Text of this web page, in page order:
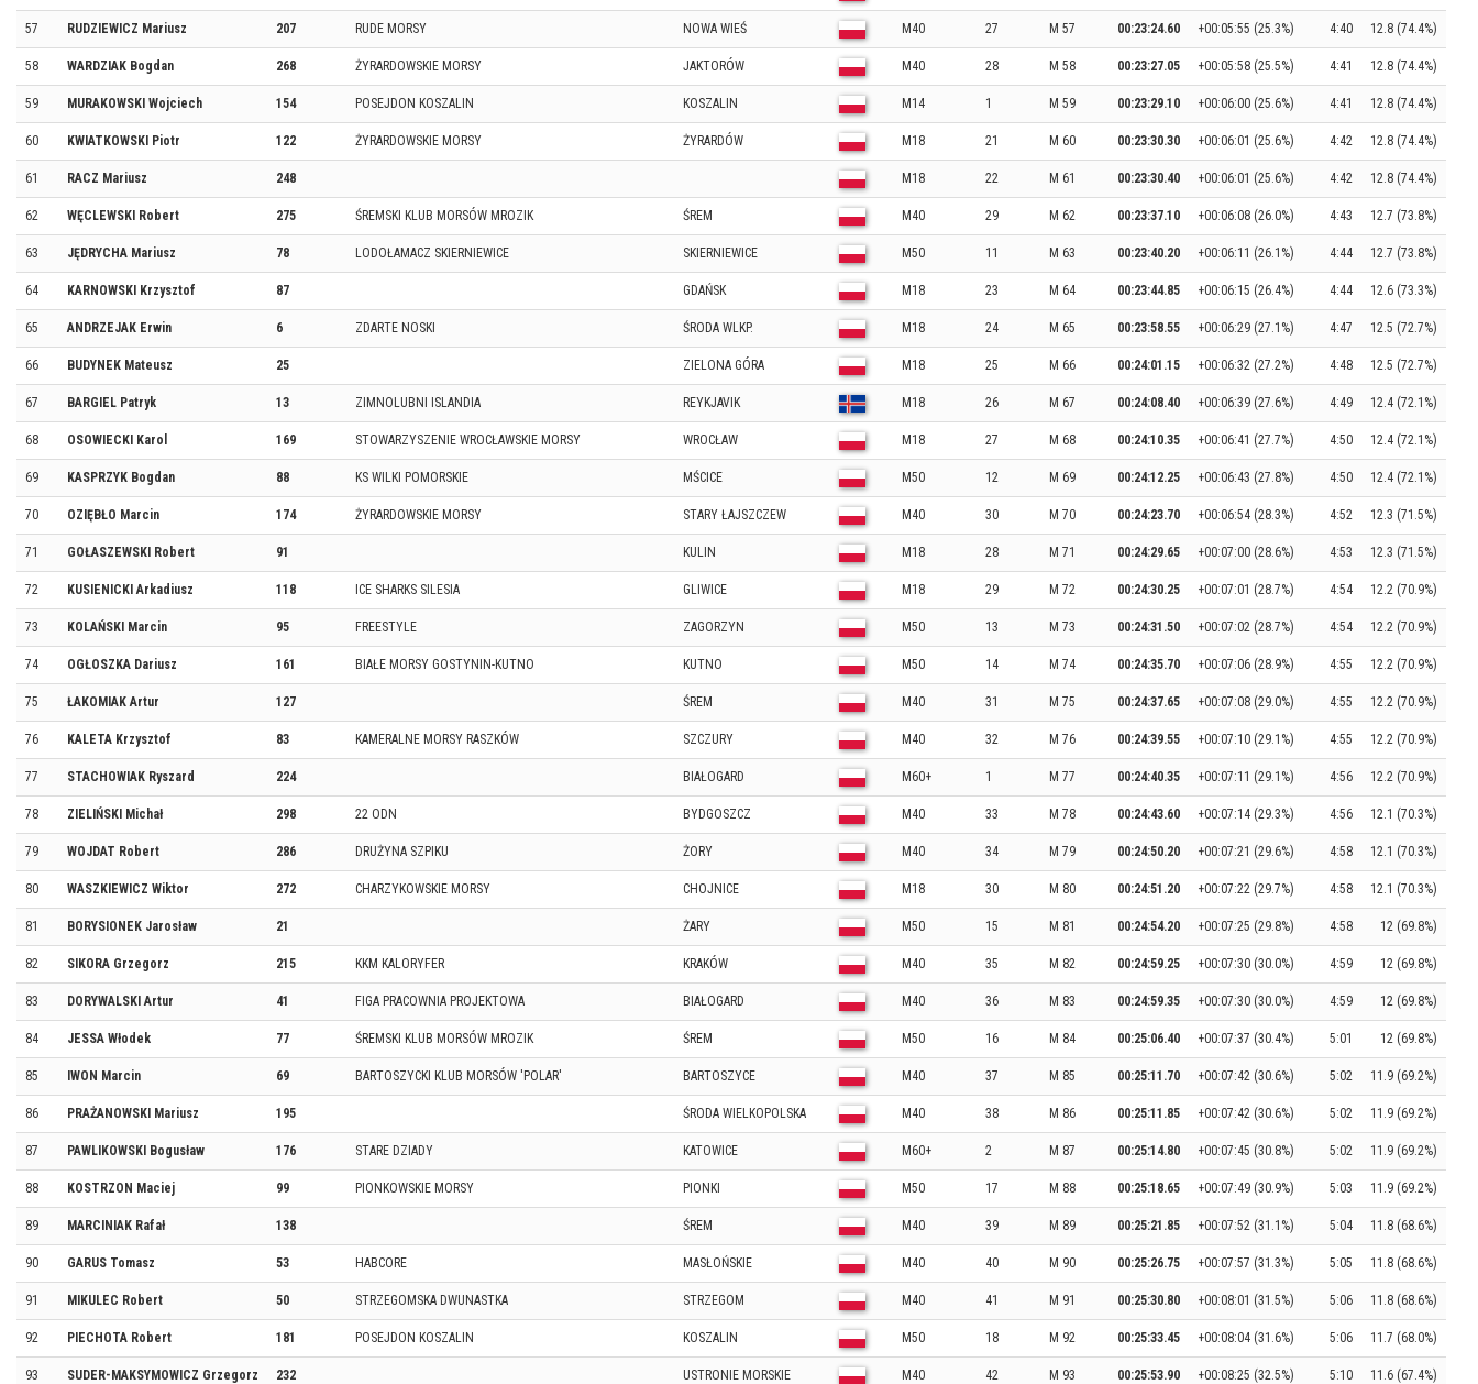
57 RUDZIEWICZ Mariusz 207 RUDE MORSY NOWA WIEŚ M40 27 M 57 00:23:24.60 +00:05:55 (25.3%) 4:40 12.8 (74.4%)
58 WARDZIAK Bogdan 268 ŻYRARDOWSKIE MORSY JAKTORÓW M40 28 M 58 00:23:27.05 +00:05:58 (25.5%) 4:41 12.8 (74.4%)
59 MURAKOWSKI Wojciech 154 POSEJDON KOSZALIN KOSZALIN M14 1 M 59 00:23:29.10 +00:06:00 (25.6%) 4:41 12.8 (74.4%)
60 KWIATKOWSKI Piotr 122 ŻYRARDOWSKIE MORSY ŻYRARDÓW M18 21 M 60 00:23:30.30 +00:06:01 (25.6%) 4:42 12.8 (74.4%)
61 RACZ Mariusz 248 M18 22 M 61 00:23:30.40 +00:06:01 (25.6%) 4:42 12.8 (74.4%)
62 WĘCLEWSKI Robert 275 ŚREMSKI KLUB MORSÓW MROZIK ŚREM M40 29 M 62 00:23:37.10 +00:06:08 (26.0%) 4:43 12.7 (73.8%)
63 JĘDRYCHA Mariusz 78 LODOŁAMACZ SKIERNIEWICE SKIERNIEWICE M50 11 M 63 00:23:40.20 +00:06:11 (26.1%) 4:44 12.7 (73.8%)
64 KARNOWSKI Krzysztof 87 GDAŃSK M18 23 M 64 00:23:44.85 +00:06:15 (26.4%) 4:44 12.6 (73.3%)
65 ANDRZEJAK Erwin 6 ZDARTE NOSKI ŚRODA WLKP. M18 24 M 65 00:23:58.55 +00:06:29 (27.1%) 4:47 12.5 (72.7%)
66 BUDYNEK Mateusz 25 ZIELONA GÓRA M18 25 M 66 00:24:01.15 +00:06:32 (27.2%) 4:48 12.5 (72.7%)
67 BARGIEL Patryk 13 ZIMNOLUBNI ISLANDIA REYKJAVIK M18 26 M 67 00:24:08.40 +00:06:39 (27.6%) 4:49 12.4 (72.1%)
68 OSOWIECKI Karol 169 STOWARZYSZENIE WROCŁAWSKIE MORSY WROCŁAW M18 27 M 68 00:24:10.35 +00:06:41 (27.7%) 4:50 12.4 (72.1%)
69 KASPRZYK Bogdan 88 KS WILKI POMORSKIE MŚCICE M50 12 M 69 00:24:12.25 +00:06:43 (27.8%) 4:50 12.4 (72.1%)
70 OZIĘBŁO Marcin 174 ŻYRARDOWSKIE MORSY STARY ŁAJSZCZEW M40 30 M 70 00:24:23.70 +00:06:54 (28.3%) 4:52 12.3 (71.5%)
71 GOŁASZEWSKI Robert 91 KULIN M18 28 M 71 00:24:29.65 +00:07:00 (28.6%) 4:53 12.3 (71.5%)
72 KUSIENICKI Arkadiusz 118 ICE SHARKS SILESIA GLIWICE M18 29 M 72 00:24:30.25 +00:07:01 (28.7%) 4:54 12.2 (70.9%)
73 KOLAŃSKI Marcin 95 FREESTYLE ZAGORZYN M50 13 M 73 00:24:31.50 +00:07:02 (28.7%) 4:54 12.2 (70.9%)
74 OGŁOSZKA Dariusz 161 BIAŁE MORSY GOSTYNIN-KUTNO KUTNO M50 14 M 74 00:24:35.70 +00:07:06 (28.9%) 4:55 12.2 (70.9%)
75 ŁAKOMIAK Artur 127 ŚREM M40 31 M 75 00:24:37.65 +00:07:08 (29.0%) 4:55 12.2 (70.9%)
76 KALETA Krzysztof 83 KAMERALNE MORSY RASZKÓW SZCZURY M40 32 M 76 00:24:39.55 +00:07:10 (29.1%) 4:55 12.2 (70.9%)
77 STACHOWIAK Ryszard 224 BIAŁOGARD M60+ 1 M 77 00:24:40.35 +00:07:11 (29.1%) 4:56 12.2 (70.9%)
78 ZIELIŃSKI Michał 298 22 ODN BYDGOSZCZ M40 33 M 78 00:24:43.60 +00:07:14 (29.3%) 4:56 12.1 (70.3%)
79 WOJDAT Robert 286 DRUŻYNA SZPIKU ŻORY M40 34 M 79 00:24:50.20 +00:07:21 (29.6%) 4:58 12.1 (70.3%)
80 WASZKIEWICZ Wiktor 272 CHARZYKOWSKIE MORSY CHOJNICE M18 30 M 80 00:24:51.20 +00:07:22 (29.7%) 4:58 12.1 (70.3%)
81 BORYSIONEK Jarosław 21 ŻARY M50 15 M 81 00:24:54.20 +00:07:25 (29.8%) 4:58 12 (69.8%)
82 SIKORA Grzegorz 215 KKM KALORYFER KRAKÓW M40 35 M 82 00:24:59.25 +00:07:30 (30.0%) 4:59 12 (69.8%)
83 DORYWALSKI Artur 41 FIGA PRACOWNIA PROJEKTOWA BIAŁOGARD M40 36 M 83 00:24:59.35 +00:07:30 (30.0%) 4:59 12 (69.8%)
84 JESSA Włodek 77 ŚREMSKI KLUB MORSÓW MROZIK ŚREM M50 16 M 84 00:25:06.40 +00:07:37 (30.4%) 5:01 12 (69.8%)
85 IWON Marcin 69 BARTOSZYCKI KLUB MORSÓW 'POLAR' BARTOSZYCE M40 37 M 85 00:25:11.70 +00:07:42 (30.6%) 5:02 11.9 (69.2%)
86 PRAŻANOWSKI Mariusz 195 ŚRODA WIELKOPOLSKA M40 38 M 86 00:25:11.85 +00:07:42 (30.6%) 5:02 11.9 (69.2%)
87 PAWLIKOWSKI Bogusław 176 STARE DZIADY KATOWICE M60+ 2 M 87 00:25:14.80 +00:07:45 (30.8%) 5:02 11.9 (69.2%)
88 KOSTRZON Maciej 99 PIONKOWSKIE MORSY PIONKI M50 17 M 88 00:25:18.65 +00:07:49 (30.9%) 5:03 11.9 (69.2%)
89 MARCINIAK Rafał 138 ŚREM M40 39 M 89 00:25:21.85 +00:07:52 (31.1%) 5:04 11.8 (68.6%)
90 GARUS Tomasz 53 HABCORE MASŁOŃSKIE M40 40 M 90 00:25:26.75 +00:07:57 (31.3%) 5:05 11.8 (68.6%)
91 MIKULEC Robert 50 STRZEGOMSKA DWUNASTKA STRZEGOM M40 41 M 91 00:25:30.80 +00:08:01 (31.5%) 5:06 11.8 (68.6%)
92 PIECHOTA Robert 181 POSEJDON KOSZALIN KOSZALIN M50 18 M 92 00:25:33.45 +00:08:04 (31.6%) 5:06 11.7 (68.0%)
93 SUDER-MAKSYMOWICZ Grzegorz 232 USTRONIE MORSKIE M40 42 M 93 00:25:53.90 +00:08:25 (32.5%) 5:10 11.6 (67.4%)